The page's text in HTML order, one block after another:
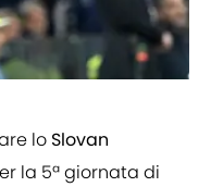
lo Slovan
la 5ª giornata di